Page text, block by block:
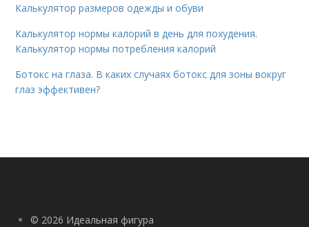
Калькулятор размеров одежды и обуви
Калькулятор нормы калорий в день для похудения.
Калькулятор нормы потребления калорий
Ботокс на глаза. В каких случаях ботокс для зоны вокруг
глаз эффективен?
© 2026 Идеальная фигура